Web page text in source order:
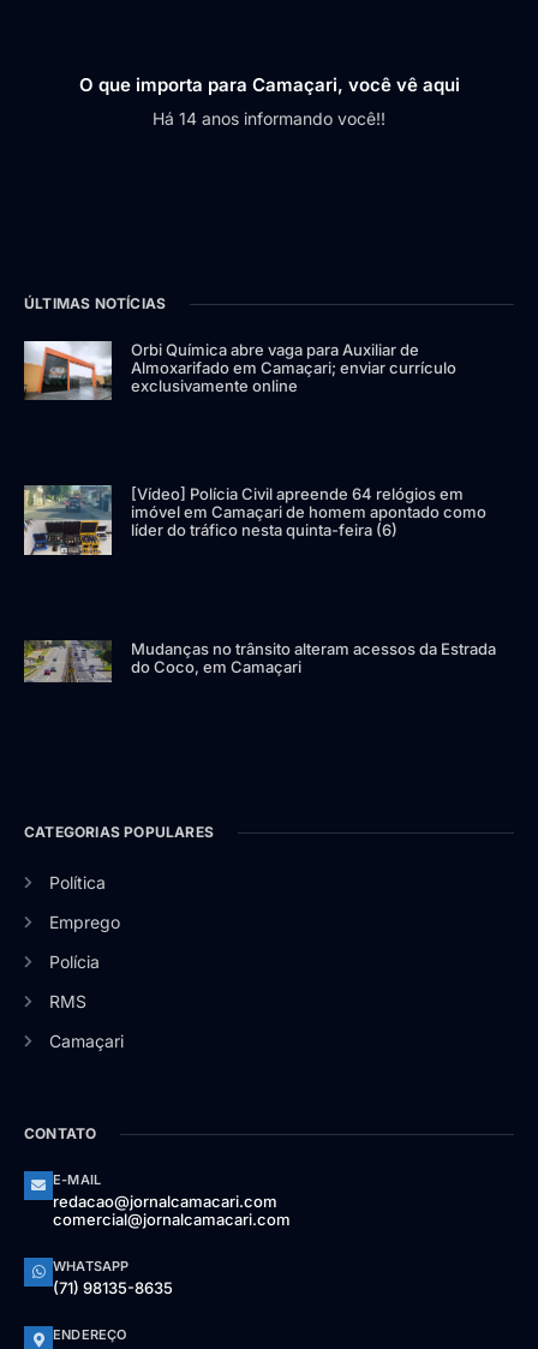
O que importa para Camaçari, você vê aqui
Há 14 anos informando você!!
ÚLTIMAS NOTÍCIAS
Orbi Química abre vaga para Auxiliar de
Almoxarifado em Camaçari; enviar currículo
exclusivamente online
[Vídeo] Polícia Civil apreende 64 relógios em
imóvel em Camaçari de homem apontado como
líder do tráfico nesta quinta-feira (6)
Mudanças no trânsito alteram acessos da Estrada
do Coco, em Camaçari
CATEGORIAS POPULARES
Política
Emprego
Polícia
RMS
Camaçari
CONTATO
E-MAIL
redacao@jornalcamacari.com
comercial@jornalcamacari.com
WHATSAPP
(71) 98135-8635
ENDEREÇO